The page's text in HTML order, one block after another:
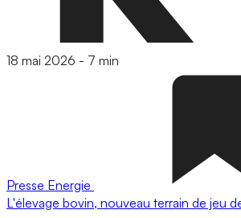
18 mai 2026 - 7 min
Presse Energie
L'élevage bovin, nouveau terrain de jeu